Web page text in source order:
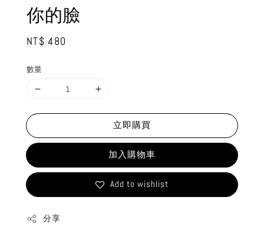
你的臉
Regular
NT$ 480
數量
立即購買
加入購物車
Add to wishlist
分享